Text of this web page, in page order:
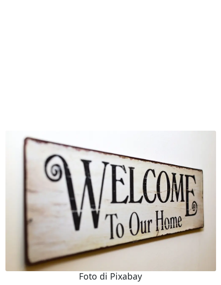
Foto di Pixabay